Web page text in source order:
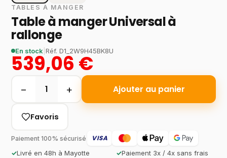
TABLES À MANGER
Table à manger Universal à
rallonge
En stock |Réf.D1_2W9H45BK8U
539,06 €
− 1 + Ajouter au panier
Favoris
Paiement 100% sécurisé VISA
✓Livré en 48h à Mayotte ✓Paiement 3x / 4x sans frais